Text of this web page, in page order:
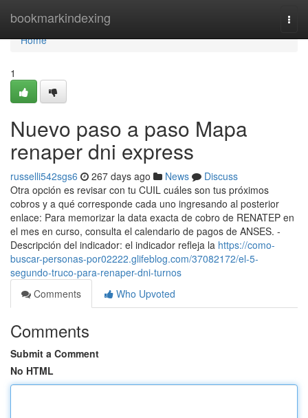
bookmarkindexing
Home
Home
1
Nuevo paso a paso Mapa
renaper dni express
russelli542sgs6 267 days ago News
Discuss
Otra opción es revisar con tu CUIL cuáles son tus próximos
cobros y a qué corresponde cada uno ingresando al posterior
enlace: Para memorizar la data exacta de cobro de ⁣RENATEP en
el mes en curso, consulta el calendario de ​pagos de ANSES. -
Descripción del indicador: el indicador refleja la https://como-
buscar-personas-por02222.glifeblog.com/37082172/el-5-
segundo-truco-para-renaper-dni-turnos
Comments
Who Upvoted
Comments
Submit a Comment
No HTML